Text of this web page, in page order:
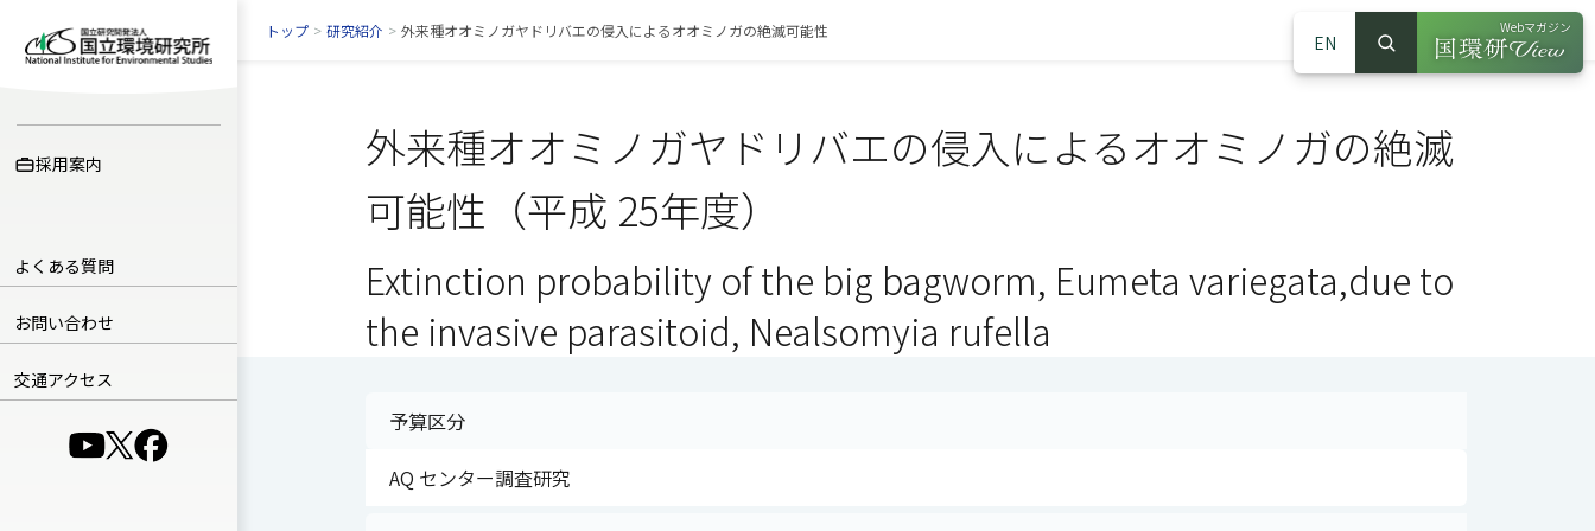
採用案内
よくある質問
お問い合わせ
交通アクセス
（別ウインドウで開きます）
（別ウインドウで開きます）
（別ウインドウで開きます）
EN
サイト内検索
検索
Webマガジン
（別ウインドウ
トップ > 研究紹介 > 外来種オオミノガヤドリバエの侵入によるオオミノガの絶滅可能性
外来種オオミノガヤドリバエの侵入によるオオミノガの絶滅
可能性（平成 25年度）
Extinction probability of the big bagworm, Eumeta variegata,due to
the invasive parasitoid, Nealsomyia rufella
予算区分
AQ センター調査研究